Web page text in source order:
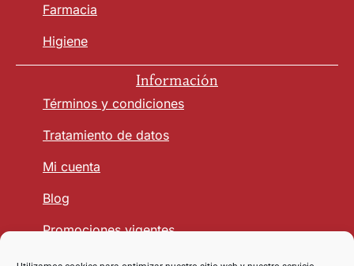
Farmacia
Higiene
Información
Términos y condiciones
Tratamiento de datos
Mi cuenta
Blog
Promociones vigentes